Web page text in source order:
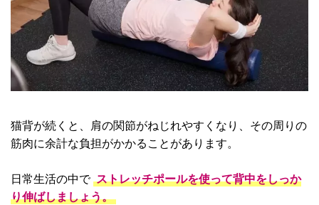
猫背が続くと、肩の関節がねじれやすくなり、その周りの
筋肉に余計な負担がかかることがあります。
日常生活の中で ストレッチポールを使って背中をしっか
り伸ばしましょう。